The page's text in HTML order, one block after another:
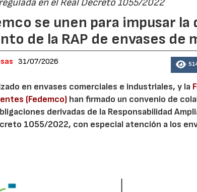
en el Real Decreto 1055/2022
se unen para impusar
de la RAP de envases de
31/07/2026
en envases comerciales e industriales, y la
(Fedemco) han firmado un convenio de
derivadas de la Responsabilidad
1055/2022, con especial atención a los